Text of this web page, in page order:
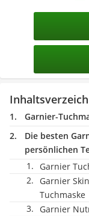
Garnier-
Die besten
persönlichen
Garnier
Garnier
Tuchmaske
Garnier